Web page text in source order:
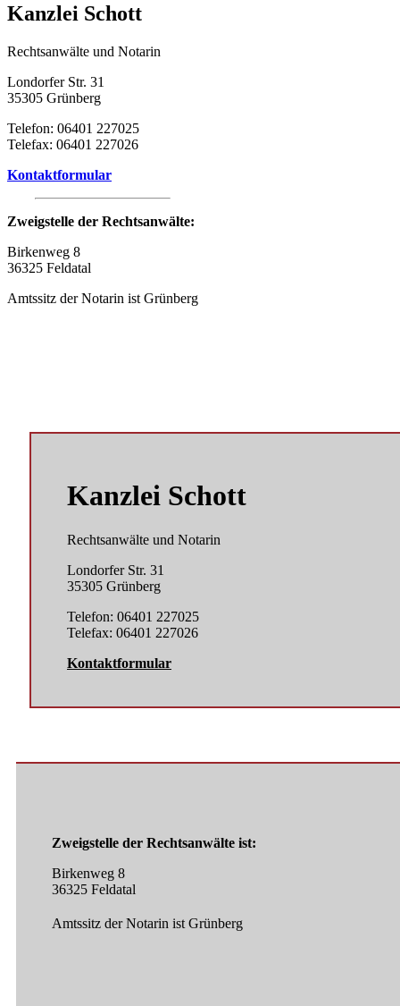
Kanzlei Schott
Rechtsanwälte und Notarin
Londorfer Str. 31
35305 Grünberg
Telefon: 06401 227025
Telefax: 06401 227026
Kontaktformular
Zweigstelle der Rechtsanwälte:
Birkenweg 8
36325 Feldatal
Amtssitz der Notarin ist Grünberg
Kanzlei Schott
Rechtsanwälte und Notarin
Londorfer Str. 31
35305 Grünberg
Telefon: 06401 227025
Telefax: 06401 227026
Kontaktformular
Zweigstelle der Rechtsanwälte ist:
Birkenweg 8
36325 Feldatal
Amtssitz der Notarin ist Grünberg